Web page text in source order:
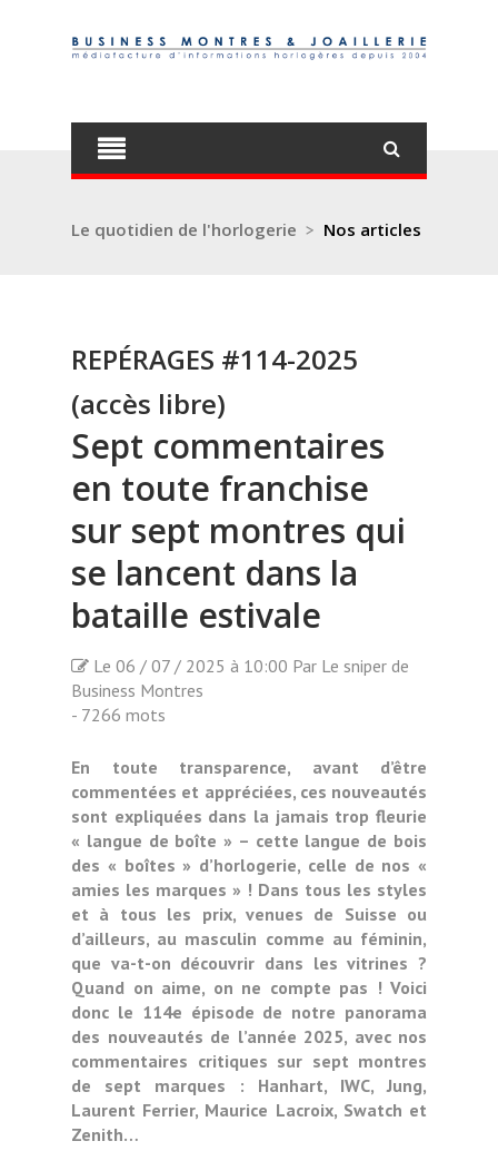
Le quotidien de l'horlogerie > Nos articles
REPÉRAGES #114-2025
(accès libre)
Sept commentaires
en toute franchise
sur sept montres qui
se lancent dans la
bataille estivale
Le 06 / 07 / 2025 à 10:00 Par Le sniper de
Business Montres
- 7266 mots
En toute transparence, avant d’être
commentées et appréciées, ces nouveautés
sont expliquées dans la jamais trop fleurie
« langue de boîte » – cette langue de bois
des « boîtes » d’horlogerie, celle de nos «
amies les marques » ! Dans tous les styles
et à tous les prix, venues de Suisse ou
d’ailleurs, au masculin comme au féminin,
que va-t-on découvrir dans les vitrines ?
Quand on aime, on ne compte pas ! Voici
donc le 114e épisode de notre panorama
des nouveautés de l’année 2025, avec nos
commentaires critiques sur sept montres
de sept marques : Hanhart, IWC, Jung,
Laurent Ferrier, Maurice Lacroix, Swatch et
Zenith…